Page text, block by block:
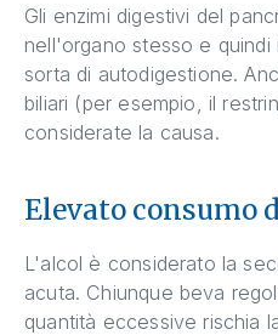
Gli enzimi digestivi del
nell'organo stesso e
sorta di autodigestione.
biliari (per esempio, il
considerate la causa.
Elevato consumo
L'alcol è considerato la
acuta. Chiunque beva
quantità eccessive rischia